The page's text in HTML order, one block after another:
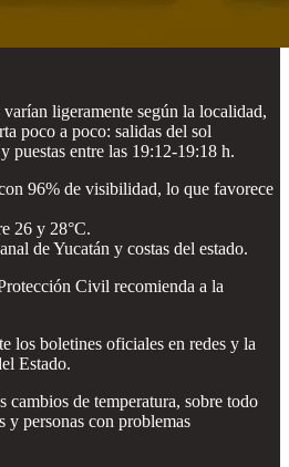
ligeramente según la localidad,
poco a poco: salidas del sol
puestas entre las 19:12-19:18 h.
96% de visibilidad, lo que favorece
26 y 28°C.
de Yucatán y costas del estado.
Civil recomienda a la
los boletines oficiales en redes y la
Estado.
cambios de temperatura, sobre todo
y personas con problemas